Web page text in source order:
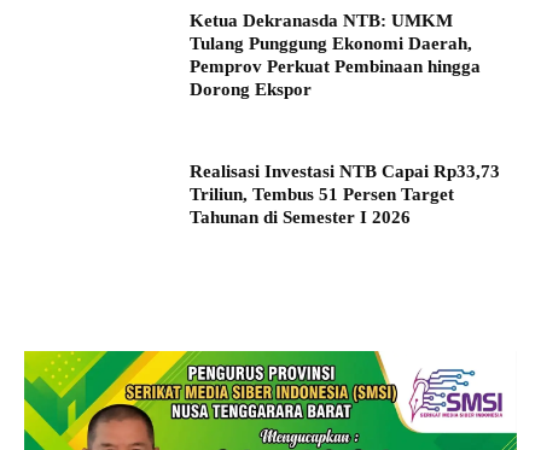
Ketua Dekranasda NTB: UMKM
Tulang Punggung Ekonomi Daerah,
Pemprov Perkuat Pembinaan hingga
Dorong Ekspor
Realisasi Investasi NTB Capai Rp33,73
Triliun, Tembus 51 Persen Target
Tahunan di Semester I 2026